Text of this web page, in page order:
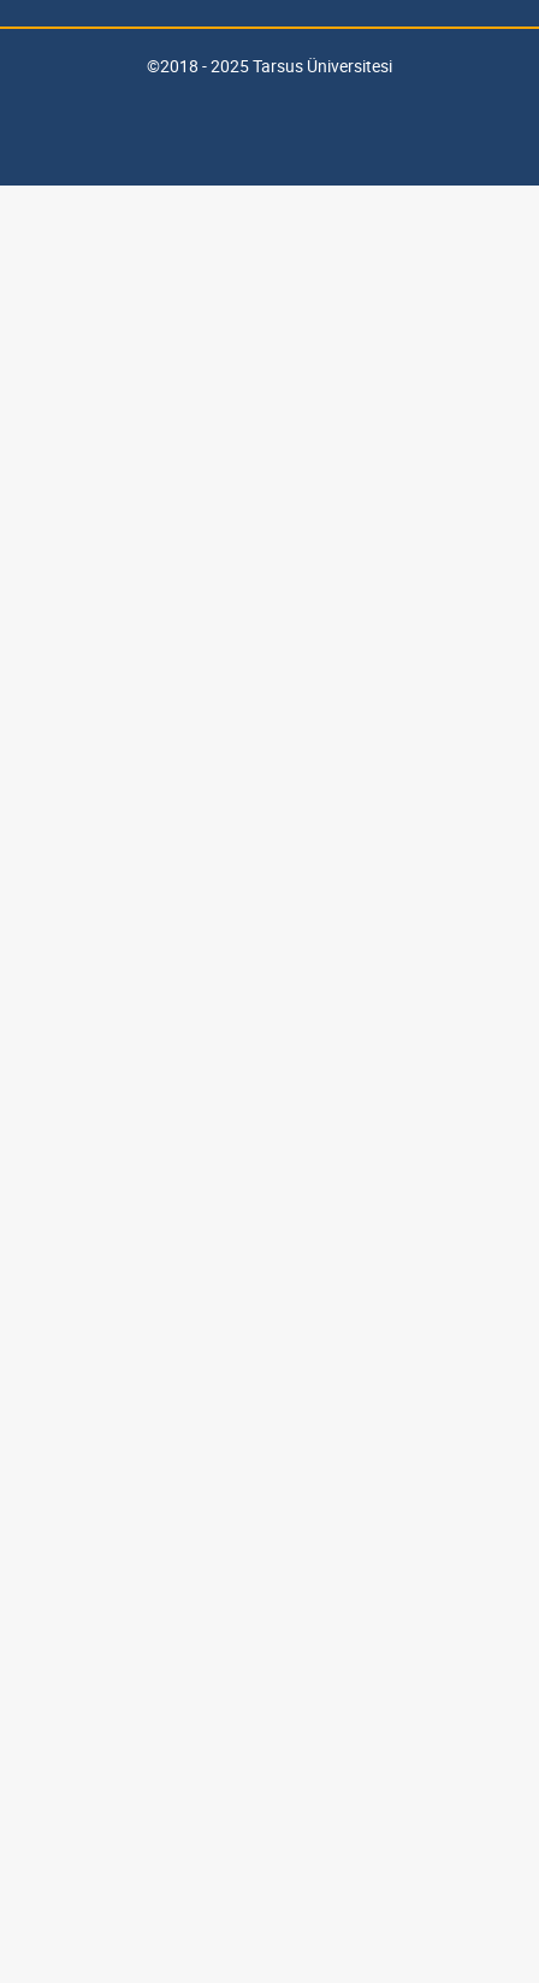
©2018 - 2025 Tarsus Üniversitesi